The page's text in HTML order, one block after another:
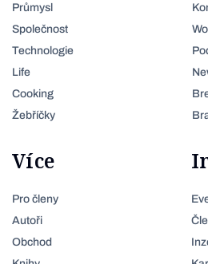
Průmysl
Společnost
Technologie
Life
Cooking
Žebříčky
Více
Pro členy
Autoři
Obchod